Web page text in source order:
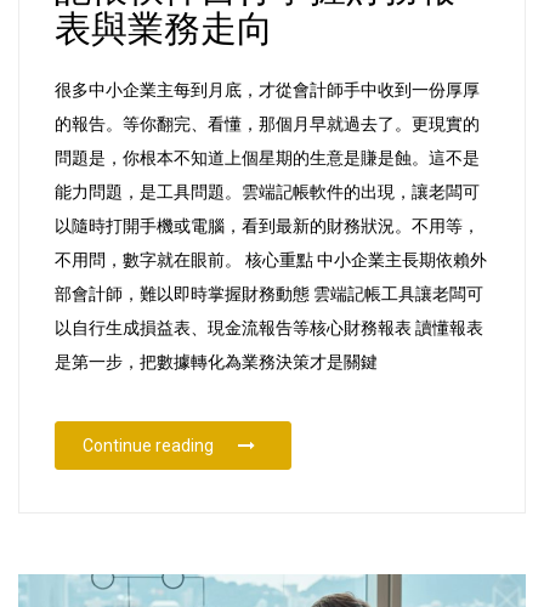
主
如
掌
報
表與業務走向
很多中小企業主每到月底，才從會計師手中收到一份厚厚
的報告。等你翻完、看懂，那個月早就過去了。更現實的
問題是，你根本不知道上個星期的生意是賺是蝕。這不是
能力問題，是工具問題。雲端記帳軟件的出現，讓老闆可
以隨時打開手機或電腦，看到最新的財務狀況。不用等，
不用問，數字就在眼前。 核心重點 中小企業主長期依賴外
部會計師，難以即時掌握財務動態 雲端記帳工具讓老闆可
以自行生成損益表、現金流報告等核心財務報表 讀懂報表
是第一步，把數據轉化為業務決策才是關鍵
Continue reading “中小企業主如何透過雲端記帳軟件自行掌